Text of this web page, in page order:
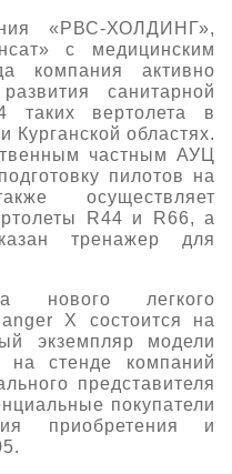
«РВС-ХОЛДИНГ»,
с медицинским
компания активно
санитарной
таких вертолета в
Курганской областях.
частным АУЦ
пилотов на
осуществляет
R44 и R66, а
тренажер для
нового легкого
X состоится на
экземпляр модели
на стенде компаний
представителя
покупатели
приобретения и